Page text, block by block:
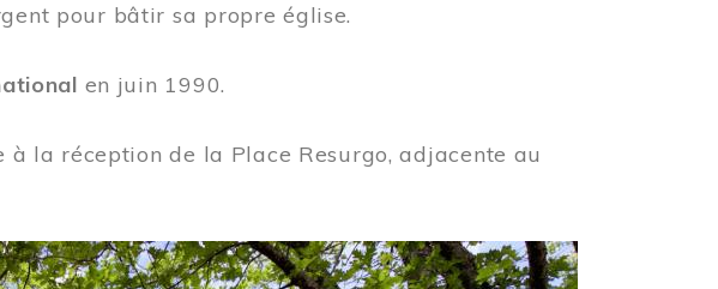
pour bâtir sa propre église.
en juin 1990.
la réception de la Place Resurgo, adjacente au